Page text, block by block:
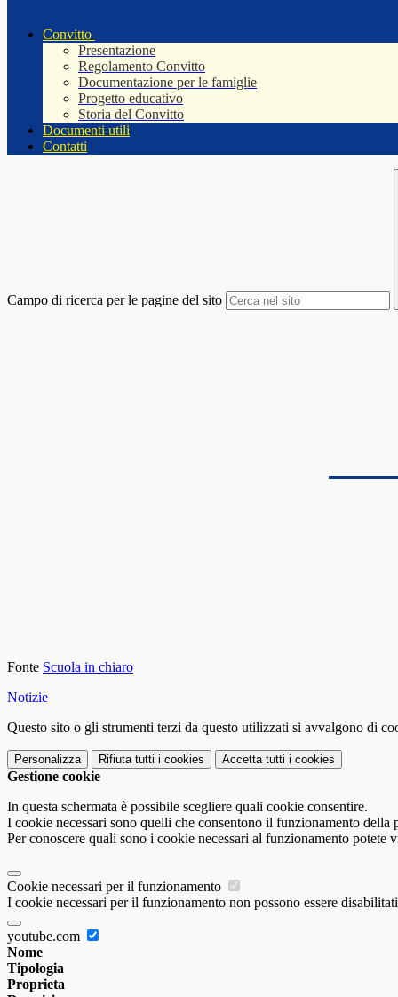
Convitto
Presentazione
Regolamento Convitto
Documentazione per le famiglie
Progetto educativo
Storia del Convitto
Documenti utili
Contatti
Campo di ricerca per le pagine del sito
Fonte Scuola in chiaro
Notizie
Questo sito o gli strumenti terzi da questo utilizzati si avvalgono di
Personalizza Rifiuta tutti i cookies Accetta tutti i cookies
Gestione cookie
In questa schermata è possibile scegliere quali cookie consentire.
I cookie necessari sono quelli che consentono il funzionamento
Per conoscere quali sono i cookie necessari al funzionamento potete
Cookie necessari per il funzionamento
I cookie necessari per il funzionamento non possono essere
youtube.com
Nome
Tipologia
Proprieta